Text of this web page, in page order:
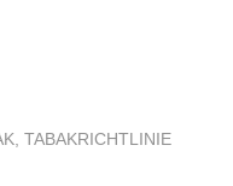
, TABAKRICHTLINIE